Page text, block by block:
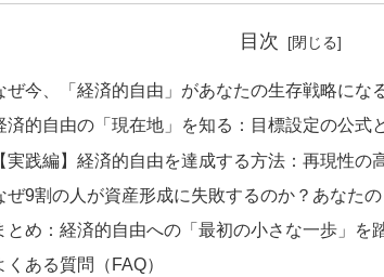
教育業界
経験
半年で10倍 の収入実現
スキルを活かしたWeb上のスクール構築
な成長戦略を実録で公開。
目次
ぜ今、「経済的自由」があなたの生存戦略にな
済的自由の「現在地」を知る：目標設定の公式
【実践編】経済的自由を達成する方法：再現性の
ぜ9割の人が資産形成に失敗するのか？あなた
とめ：経済的自由への「最初の小さな一歩」を
くある質問（FAQ）